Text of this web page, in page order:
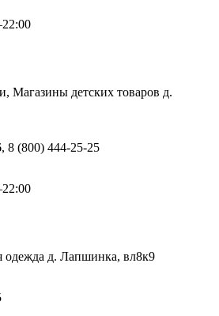
Магазины детских товаров д.
8 (800) 444-25-25
одежда д. Лапшинка, вл8к9